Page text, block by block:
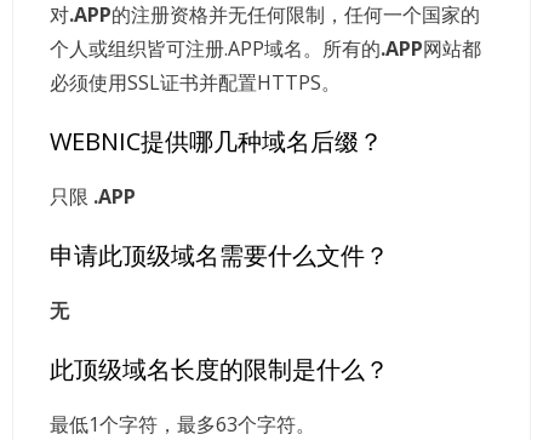
对.APP的注册资格并无任何限制，任何一个国家的
个人或组织皆可注册.APP域名。所有的.APP网站都
必须使用SSL证书并配置HTTPS。
WEBNIC提供哪几种域名后缀？
只限 .APP
申请此顶级域名需要什么文件？
无
此顶级域名长度的限制是什么？
最低1个字符，最多63个字符。